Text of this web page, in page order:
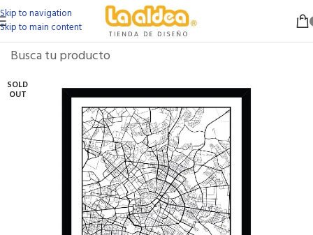
Skip to navigation
Skip to main content
SOLD
OUT